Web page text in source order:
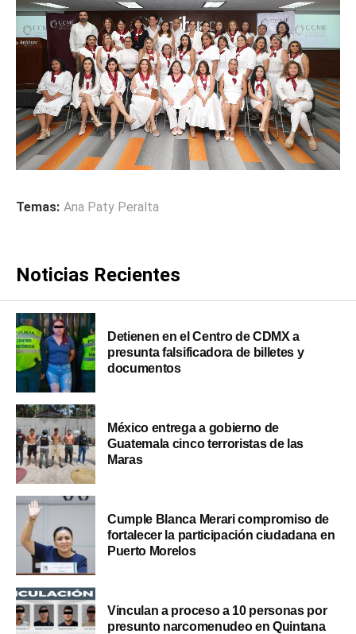
Temas: Ana Paty Peralta
Noticias Recientes
Detienen en el Centro de CDMX a
presunta falsificadora de billetes y
documentos
México entrega a gobierno de
Guatemala cinco terroristas de las
Maras
Cumple Blanca Merari compromiso de
fortalecer la participación ciudadana en
Puerto Morelos
Vinculan a proceso a 10 personas por
presunto narcomenudeo en Quintana